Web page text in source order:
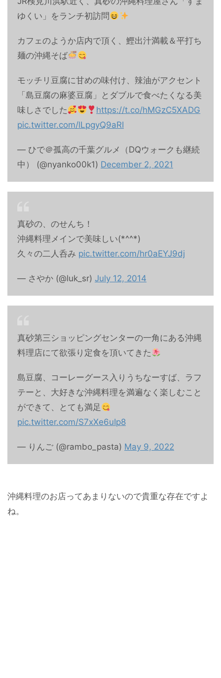
ゆくい」をランチ初訪問
カフェのようか店内で頂く、鰹出汁満載＆平打ち
麺の沖縄そば
モッチリ豆腐に甘めの味付け、辣油がアクセント
「島豆腐の麻婆豆腐」とダブルで食べたくなる美
味しさでした
https://t.co/hMGzC5XADG
pic.twitter.com/lLpgyQ9aRI
— ひで＠孤高の千葉グルメ（DQウォークも継続
中） (@nyanko00k1) December 2, 2021
真砂の、のせんち！
沖縄料理メインで美味しい(*^^*)
久々の二人呑み pic.twitter.com/hr0aEYJ9dj
— さやか (@luk_sr) July 12, 2014
真砂第三ショッピングセンターの一角にある沖縄
料理店にて欲張り定食を頂いてきた
島豆腐、コーレーグース入りうちなーすば、ラフ
テーと、大好きな沖縄料理を満遍なく楽しむこと
ができて、とても満足
pic.twitter.com/S7xXe6uIp8
— りんご (@rambo_pasta) May 9, 2022
沖縄料理のお店ってあまりないので貴重な存在ですよ
ね。